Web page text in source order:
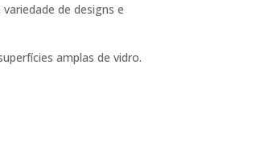
de designs e
amplas de vidro.